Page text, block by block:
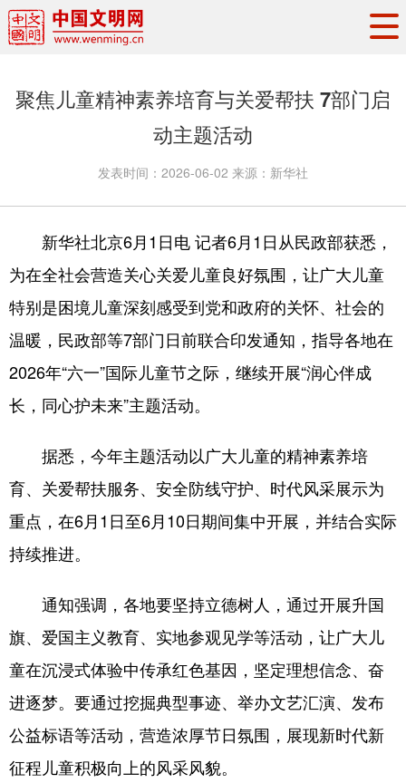
权威发布
资讯联播
地方交流
文明实践
文明矩阵
聚焦儿童精神素养培育与关爱帮扶 7部门启
动主题活动
发表时间： 2026-06-02 来源： 新华社
新华社北京6月1日电 记者6月1日从民政部获悉，
为在全社会营造关心关爱儿童良好氛围，让广大儿童
特别是困境儿童深刻感受到党和政府的关怀、社会的
温暖，民政部等7部门日前联合印发通知，指导各地在
2026年“六一”国际儿童节之际，继续开展“润心伴成
长，同心护未来”主题活动。
据悉，今年主题活动以广大儿童的精神素养培
育、关爱帮扶服务、安全防线守护、时代风采展示为
重点，在6月1日至6月10日期间集中开展，并结合实际
持续推进。
通知强调，各地要坚持立德树人，通过开展升国
旗、爱国主义教育、实地参观见学等活动，让广大儿
童在沉浸式体验中传承红色基因，坚定理想信念、奋
进逐梦。要通过挖掘典型事迹、举办文艺汇演、发布
公益标语等活动，营造浓厚节日氛围，展现新时代新
征程儿童积极向上的风采风貌。